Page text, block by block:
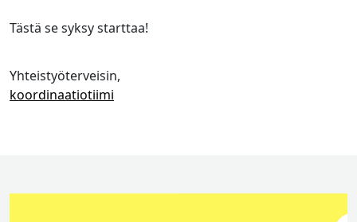
Tästä se syksy starttaa!
Yhteistyöterveisin,
koordinaatiotiimi